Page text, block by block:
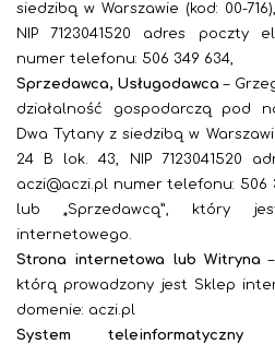
siedzibą w Warszawie (kod: 00-
NIP 7123041520 adres poczty
numer telefonu: 506 349 634,
Sprzedawca, Usługodawca –
działalność gospodarczą pod
Dwa Tytany z siedzibą w
24 B lok. 43, NIP 7123041520
aczi@aczi.pl numer telefonu: 506
lub „Sprzedawcą”, który
internetowego.
Strona internetowa lub Witryna
którą prowadzony jest Sklep
domenie: aczi.pl
System teleinformatyczny–